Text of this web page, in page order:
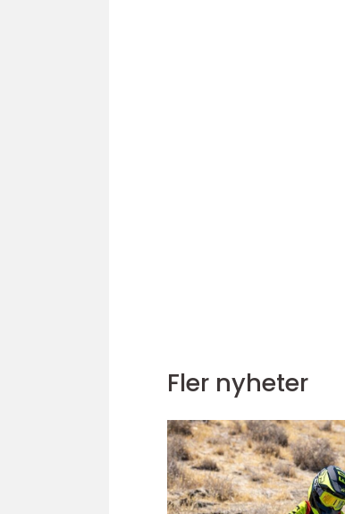
Fler nyheter